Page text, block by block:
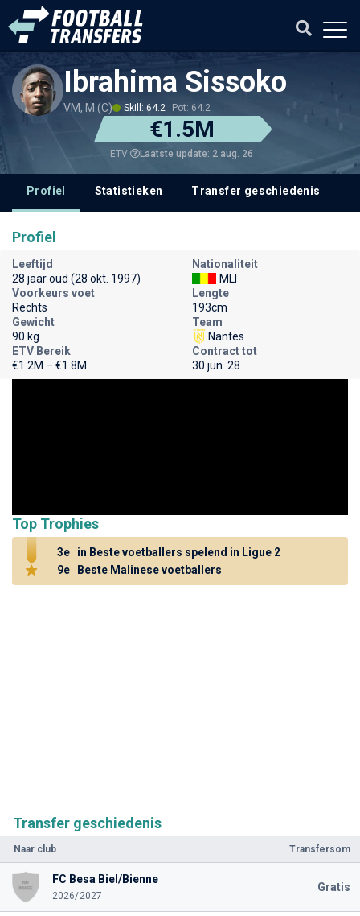
Ibrahima Sissoko
VM, M (C) Skill: 64.2 Pot: 64.2
€1.5M
ETV Laatste update: 2 aug. 26
Profiel Statistieken Transfer geschiedenis
Transfer geschiedenis
Naar club Transfersom
FC Besa Biel/Bienne
2026/2027
Gratis
Profiel
Leeftijd
28 jaar oud (28 okt. 1997)
Nationaliteit
MLI
Voorkeurs voet
Rechts
Lengte
193cm
Gewicht
90 kg
Team
Nantes
ETV Bereik
€1.2M – €1.8M
Contract tot
30 jun. 28
Top Trophies
3e
in Beste voetballers spelend in Ligue 2
9e
Beste Malinese voetballers